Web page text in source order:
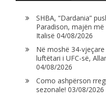
SHBA, “Dardania”
Paradison, majën
Italisë 04/08/2026
Në moshë 34-
luftëtari i UFC-së,
04/08/2026
Como ashpërson
sezonale! 03/08/2026